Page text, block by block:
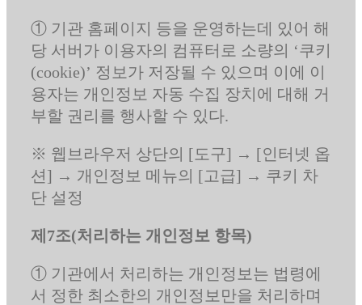
① 기관 홈페이지 등을 운영하는데 있어 해
당 서버가 이용자의 컴퓨터로 소량의 ‘쿠키
(cookie)’ 정보가 저장될 수 있으며 이에 이
용자는 개인정보 자동 수집 장치에 대해 거
부할 권리를 행사할 수 있다.
※ 웹브라우저 상단의 [도구] → [인터넷 옵
션] → 개인정보 메뉴의 [고급] → 쿠키 차
단 설정
제7조(처리하는 개인정보 항목)
① 기관에서 처리하는 개인정보는 법령에
서 정한 최소한의 개인정보만을 처리하며